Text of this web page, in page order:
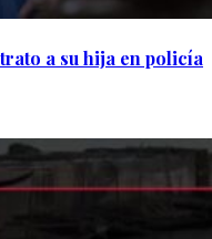
a su hija en policía